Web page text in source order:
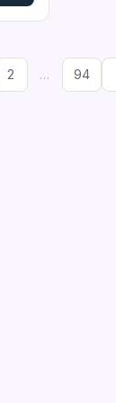
2 … 94